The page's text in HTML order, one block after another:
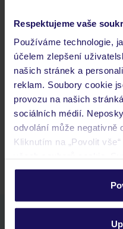
Respektujeme vaše
Používáme technologie,
účelem zlepšení
našich stránek a
reklam. Soubory cookie
provozu na našich
sociálních médií.
odvolání může negativně
Kliknutím na „Povolit
personalizovat v sekci
Podrobné informace o
Důležité informace
Často kladené
Jaké doklady jsou
Budeme ubytováni ihned
Kam jít po přistání a